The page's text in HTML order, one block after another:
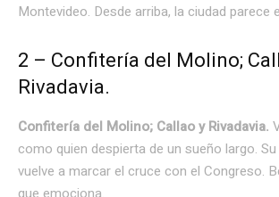
Montevideo. Desde arriba, la ciudad parece
2 – Confitería del Molino;
Rivadavia.
Confitería del Molino; Callao y Rivadavia.
como quien despierta de un sueño largo.
vuelve a marcar el cruce con el Congreso.